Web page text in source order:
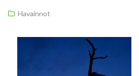
Havainnot